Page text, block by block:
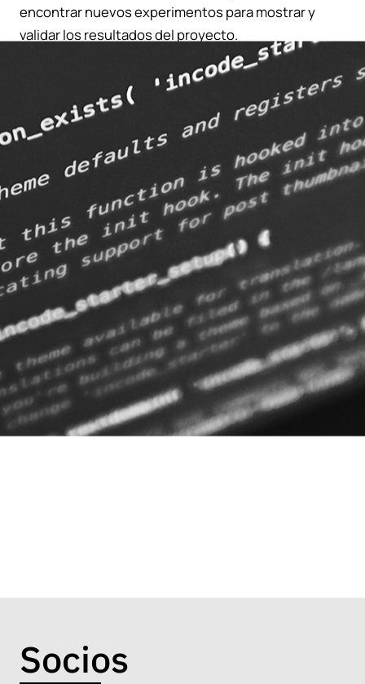
encontrar nuevos experimentos para mostrar y
validar los resultados del proyecto.
Socios